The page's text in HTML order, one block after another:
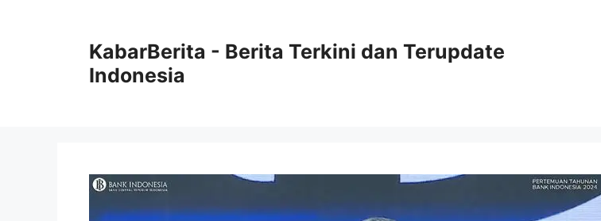
KabarBerita - Berita Terkini dan Terupdate
Indonesia